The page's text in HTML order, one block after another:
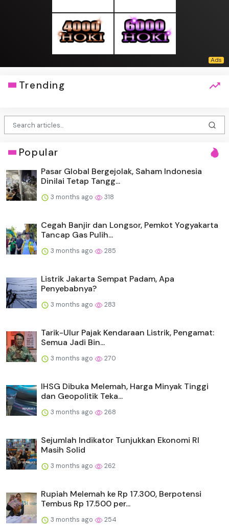
Trending
Popular
Pasar Global Bergejolak, Saham Indonesia
Dinilai Tetap Tangg...
3 months ago 318
Cegah Banjir dan Longsor, Pemkot Yogyakarta
Tancap Gas Pulih...
3 months ago 285
Listrik Jakarta Sempat Padam, Apa
Penyebabnya?
3 months ago 283
Tarik-Ulur Pajak Kendaraan Listrik, Pengamat:
Semua Jadi Bin...
3 months ago 270
IHSG Dibuka Melemah, Harga Minyak Tinggi
dan Geopolitik Teka...
3 months ago 268
Sejumlah Indikator Tunjukkan Ekonomi RI
Masih Solid
3 months ago 262
Rupiah Melemah ke Rp 17.300, Berpotensi
Tembus Rp 17.500 per...
3 months ago 254